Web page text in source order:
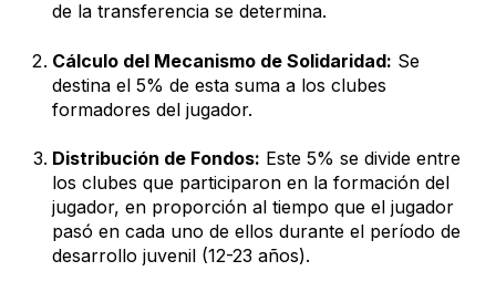
de la transferencia se determina.
Cálculo del Mecanismo de Solidaridad: Se
destina el 5% de esta suma a los clubes
formadores del jugador.
Distribución de Fondos: Este 5% se divide entre
los clubes que participaron en la formación del
jugador, en proporción al tiempo que el jugador
pasó en cada uno de ellos durante el período de
desarrollo juvenil (12-23 años).